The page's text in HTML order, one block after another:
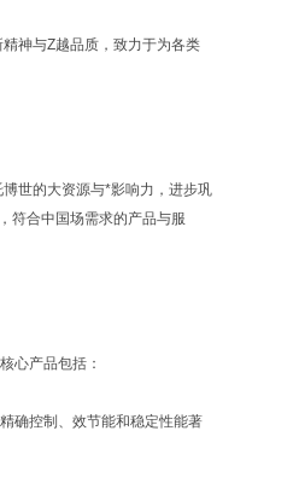
神与Z越品质，致力于为各类
世的大资源与*影响力，进步巩
符合中国场需求的产品与服
心产品包括：
确控制、效节能和稳定性能著